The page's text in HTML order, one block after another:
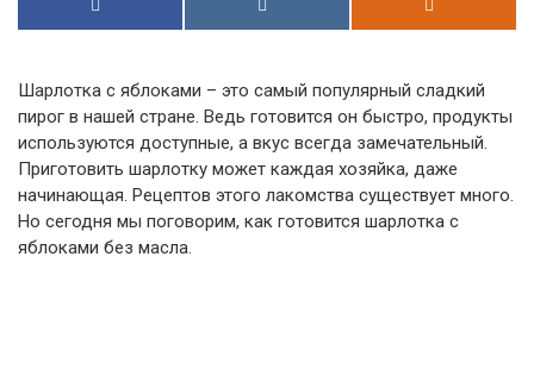
Шарлотка с яблоками – это самый популярный сладкий
пирог в нашей стране. Ведь готовится он быстро, продукты
используются доступные, а вкус всегда замечательный.
Приготовить шарлотку может каждая хозяйка, даже
начинающая. Рецептов этого лакомства существует много.
Но сегодня мы поговорим, как готовится шарлотка с
яблоками без масла.